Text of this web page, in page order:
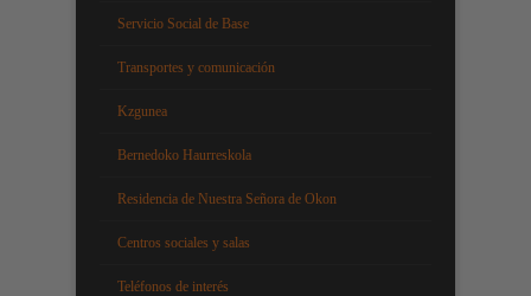
Servicio Social de Base
Transportes y comunicación
Kzgunea
Bernedoko Haurreskola
Residencia de Nuestra Señora de Okon
Centros sociales y salas
Teléfonos de interés